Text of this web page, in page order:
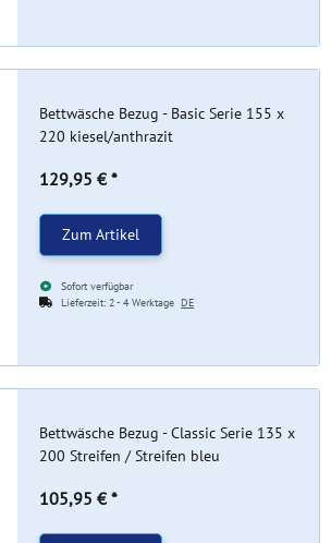
Bettwäsche Bezug - Basic Serie 155 x
220 kiesel/anthrazit
129,95 € *
Zum Artikel
Sofort verfügbar
Lieferzeit:2 - 4 WerktageDE
Bettwäsche Bezug - Classic Serie 135 x
200 Streifen / Streifen bleu
105,95 € *